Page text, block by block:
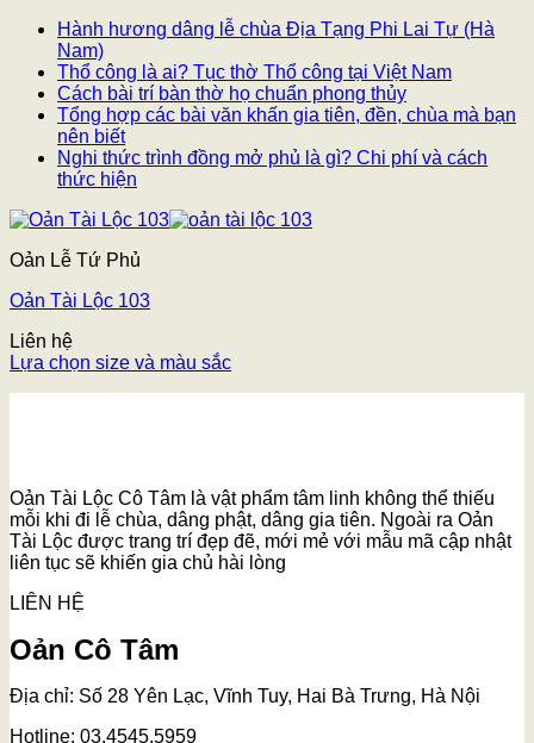
Hành hương dâng lễ chùa Địa Tạng Phi Lai Tự (Hà
Nam)
Thổ công là ai? Tục thờ Thổ công tại Việt Nam
Cách bài trí bàn thờ họ chuẩn phong thủy
Tổng hợp các bài văn khấn gia tiên, đền, chùa mà bạn
nên biết
Nghi thức trình đồng mở phủ là gì? Chi phí và cách
thức hiện
Oản Lễ Tứ Phủ
Oản Tài Lộc 103
Liên hệ
Lựa chọn size và màu sắc
Oản Tài Lộc Cô Tâm là vật phẩm tâm linh không thể thiếu
mỗi khi đi lễ chùa, dâng phật, dâng gia tiên. Ngoài ra Oản
Tài Lộc được trang trí đẹp đẽ, mới mẻ với mẫu mã cập nhật
liên tục sẽ khiến gia chủ hài lòng
LIÊN HỆ
Oản Cô Tâm
Địa chỉ: Số 28 Yên Lạc, Vĩnh Tuy, Hai Bà Trưng, Hà Nội
Hotline: 03.4545.5959